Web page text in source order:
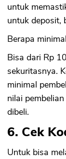
untuk
untuk deposit,
Berapa
Bisa dari Rp
sekuritasnya.
minimal
nilai
dibeli.
6. Cek
Untuk bisa